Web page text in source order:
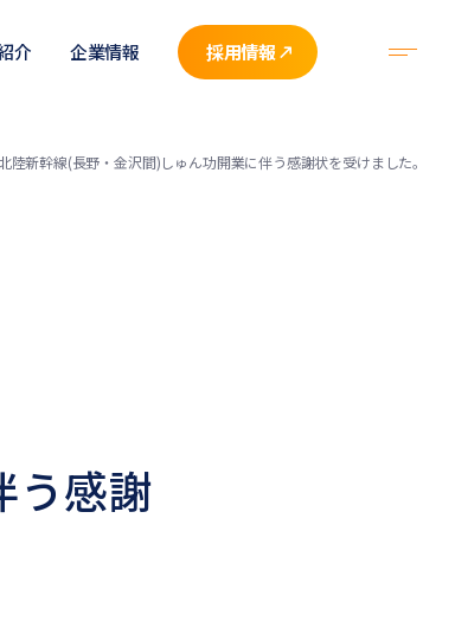
介 企業情報 採用情報
北陸新幹線(長野・金沢間)しゅん功開業に伴う感謝状を受けました。
う感謝